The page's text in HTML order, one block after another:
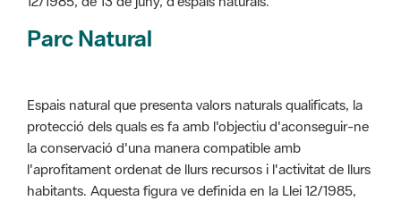
Espais natural que presenta valors naturals qualificats, la
l'aprofitament ordenat de llurs recursos i l'activitat de llurs
habitants. Aquesta figura ve definida en la Llei 12/1985,
de 13 de juny, d'espais naturals.
Patrimoni històricoartístic